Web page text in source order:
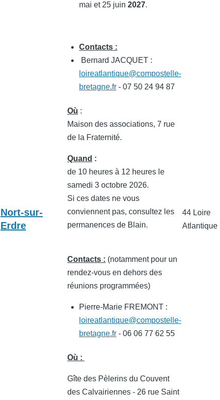
mai et 25 juin 2027.
Contacts :
Bernard JACQUET :
loireatlantique@compostelle-
bretagne.fr - 07 50 24 94 87
Nort-sur-
Erdre
Où :
Maison des associations, 7 rue
de la Fraternité.
Quand :
de 10 heures à 12 heures le
samedi 3 octobre 2026.
Si ces dates ne vous
conviennent pas, consultez les
permanences de Blain.
Contacts : (notamment pour un
rendez-vous en dehors des
réunions programmées)
Pierre-Marie FREMONT :
loireatlantique@compostelle-
bretagne.fr - 06 06 77 62 55
44 Loire
Atlantique
Où :
Gîte des Pèlerins du Couvent
des Calvairiennes - 26 rue Saint